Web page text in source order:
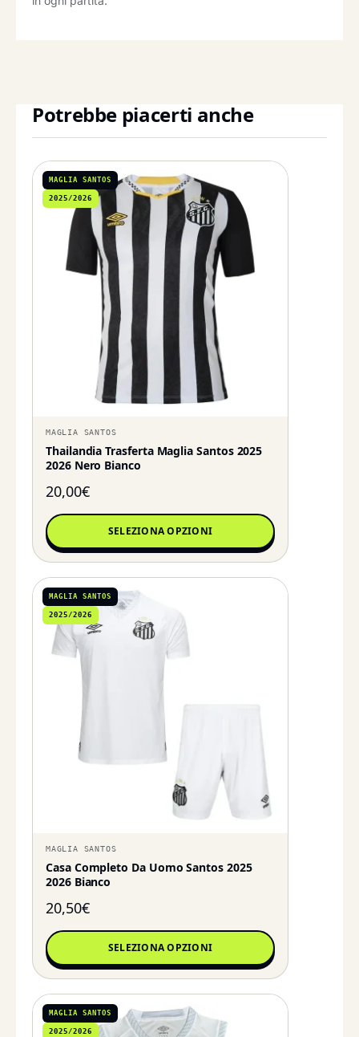
Potrebbe piacerti anche
MAGLIA SANTOS
2025/2026
MAGLIA SANTOS
Thailandia Trasferta Maglia Santos 2025
2026 Nero Bianco
20,00€
SELEZIONA OPZIONI
MAGLIA SANTOS
2025/2026
MAGLIA SANTOS
Casa Completo Da Uomo Santos 2025
2026 Bianco
20,50€
SELEZIONA OPZIONI
MAGLIA SANTOS
2025/2026